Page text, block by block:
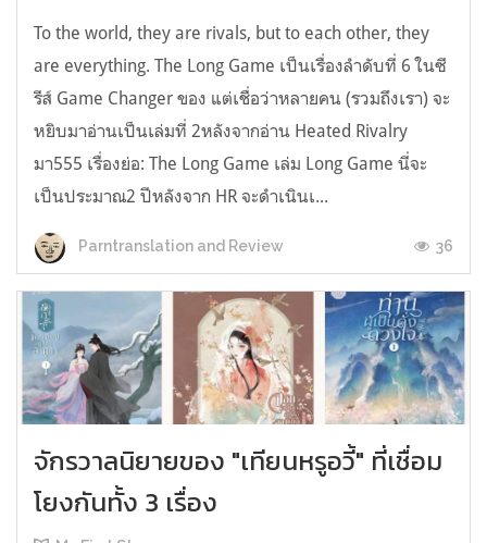
To the world, they are rivals, but to each other, they
are everything. The Long Game เป็นเรื่องลำดับที่ 6 ในซี
รีส์ Game Changer ของ แต่เชื่อว่าหลายคน (รวมถึงเรา) จะ
หยิบมาอ่านเป็นเล่มที่ 2หลังจากอ่าน Heated Rivalry
มา555 เรื่องย่อ: The Long Game เล่ม Long Game นี่จะ
เป็นประมาณ2 ปีหลังจาก HR จะดำเนินเ...
Parntranslation and Review 36
จักรวาลนิยายของ "เทียนหรูอวี้" ที่เชื่อม
โยงกันทั้ง 3 เรื่อง